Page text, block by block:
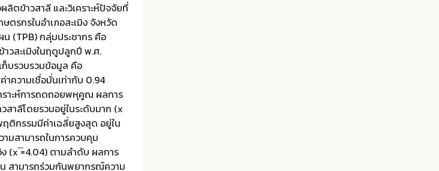
ตข้าวสาลี และวิเคราะห์ปัจจัยที่
รกรในอำเภอสะเมิง จังหวัด
(TPB) กลุ่มประชากร คือ
วสะเมิงในฤดูปลูกปี พ.ศ.
ก็บรวบรวมข้อมูล คือ
ความเชื่อมั่นเท่ากับ 0.94
ราะห์การถดถอยพหุคูณ ผลการ
สาลีโดยรวมอยู่ในระดับมาก (x
ติกรรมมีค่าเฉลี่ยสูงสุด อยู่ใน
มสามารถในการควบคุม
(x ̅=4.04) ตามลำดับ ผลการ
สามารถร่วมกันพยากรณ์ความ